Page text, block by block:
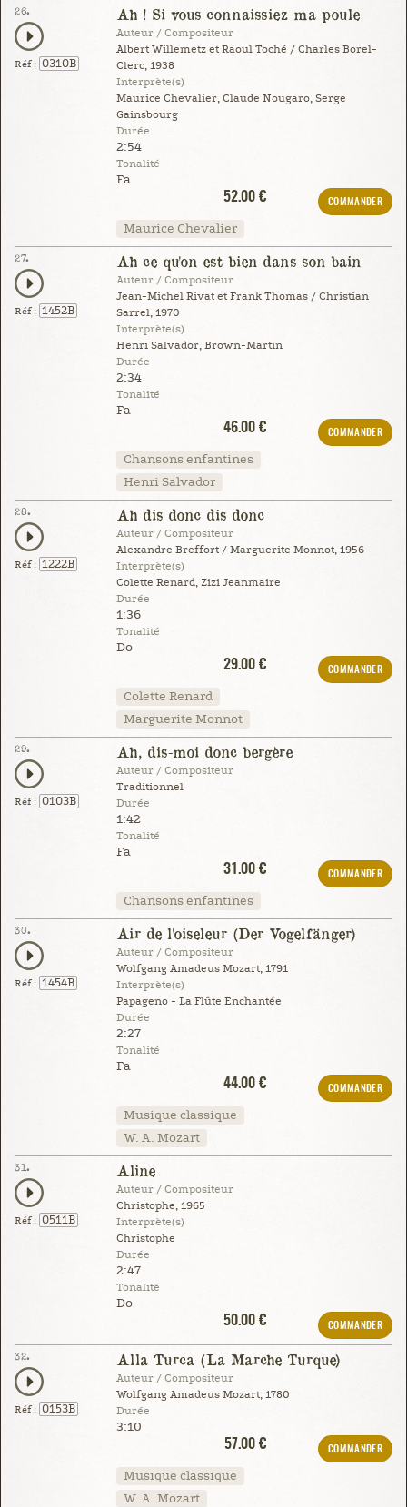
26.
Réf : 0310B
Ah ! Si vous connaissiez ma poule
Auteur / Compositeur
Albert Willemetz et Raoul Toché / Charles Borel-
Clerc, 1938
Interprète(s)
Maurice Chevalier, Claude Nougaro, Serge
Gainsbourg
Durée
2:54
Tonalité
Fa
52.00 €
COMMANDER
Maurice Chevalier
27.
Réf : 1452B
Ah ce qu'on est bien dans son bain
Auteur / Compositeur
Jean-Michel Rivat et Frank Thomas / Christian
Sarrel, 1970
Interprète(s)
Henri Salvador, Brown-Martin
Durée
2:34
Tonalité
Fa
46.00 €
COMMANDER
Chansons enfantines
Henri Salvador
28.
Réf : 1222B
Ah dis donc dis donc
Auteur / Compositeur
Alexandre Breffort / Marguerite Monnot, 1956
Interprète(s)
Colette Renard, Zizi Jeanmaire
Durée
1:36
Tonalité
Do
29.00 €
COMMANDER
Colette Renard
Marguerite Monnot
29.
Réf : 0103B
Ah, dis-moi donc bergère
Auteur / Compositeur
Traditionnel
Durée
1:42
Tonalité
Fa
31.00 €
COMMANDER
Chansons enfantines
30.
Réf : 1454B
Air de l'oiseleur (Der Vogelfänger)
Auteur / Compositeur
Wolfgang Amadeus Mozart, 1791
Interprète(s)
Papageno - La Flûte Enchantée
Durée
2:27
Tonalité
Fa
44.00 €
COMMANDER
Musique classique
W. A. Mozart
31.
Réf : 0511B
Aline
Auteur / Compositeur
Christophe, 1965
Interprète(s)
Christophe
Durée
2:47
Tonalité
Do
50.00 €
COMMANDER
32.
Réf : 0153B
Alla Turca (La Marche Turque)
Auteur / Compositeur
Wolfgang Amadeus Mozart, 1780
Durée
3:10
57.00 €
COMMANDER
Musique classique
W. A. Mozart